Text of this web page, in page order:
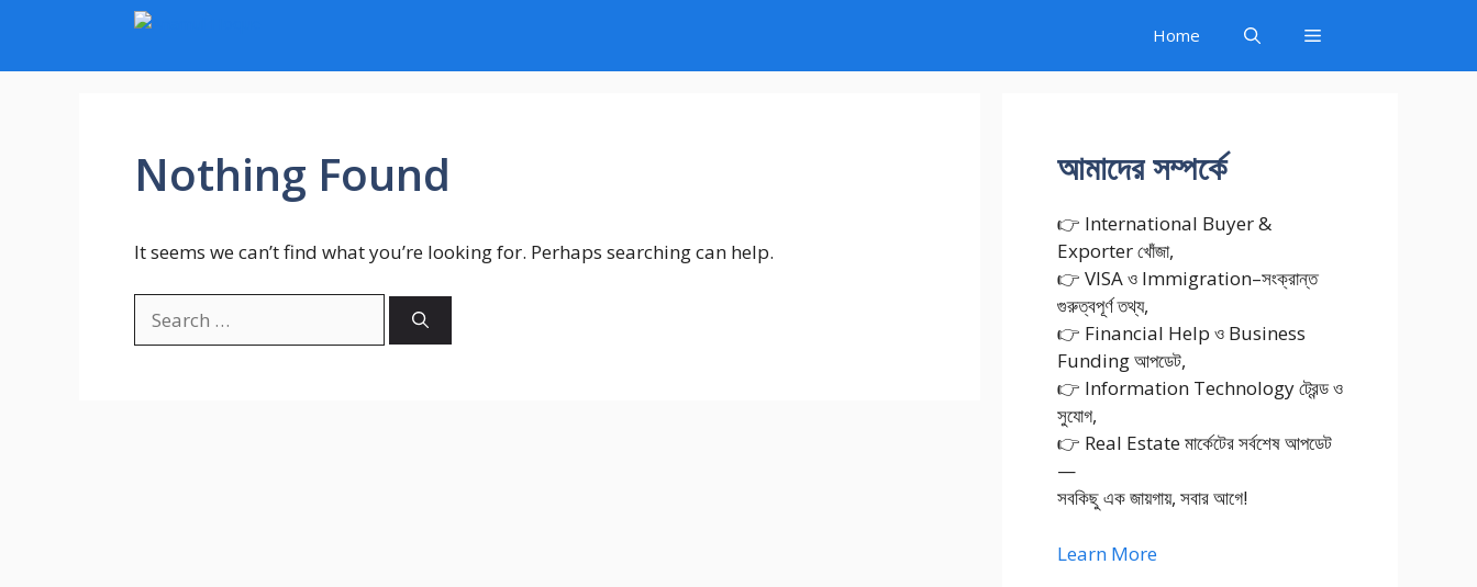
content
Home
Nothing Found
It seems we can’t find what you’re looking for. Perhaps searching can help.
for:
আমাদের সম্পর্কে
👉 International Buyer &
Exporter খোঁজা,
👉 VISA ও Immigration–সংক্রান্ত
গুরুত্বপূর্ণ তথ্য,
👉 Financial Help ও Business
Funding আপডেট,
👉 Information Technology ট্রেন্ড ও
সুযোগ,
👉 Real Estate মার্কেটের সর্বশেষ আপডেট
—
সবকিছু এক জায়গায়, সবার আগে!
Learn More